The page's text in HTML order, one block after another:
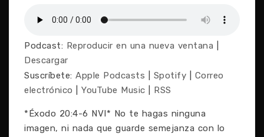
Podcast: Reproducir en una nueva ventana
Descargar
Suscríbete: Apple Podcasts Spotify
Correo
electrónico
YouTube Music RSS
*Éxodo 20:4-6 NVI* No te hagas ninguna
imagen, ni nada que guarde semejanza con lo